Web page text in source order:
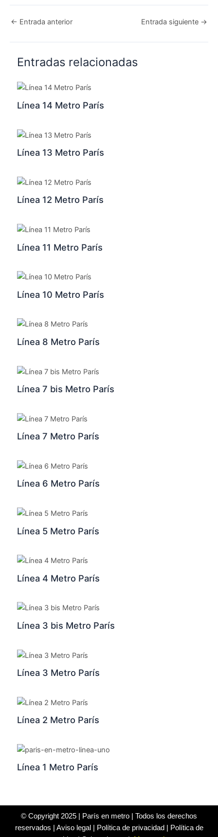
← Entrada anterior Entrada siguiente →
Entradas relacionadas
Línea 14 Metro París
Línea 13 Metro París
Línea 12 Metro París
Línea 11 Metro París
Línea 10 Metro París
Línea 8 Metro París
Línea 7 bis Metro París
Línea 7 Metro París
Línea 6 Metro París
Línea 5 Metro París
Línea 4 Metro París
Línea 3 bis Metro París
Línea 3 Metro París
Línea 2 Metro París
Línea 1 Metro París
© Copyright 2025 | París en metro | Todos los derechos
reservados |
Aviso legal Política de privacidad
Política de